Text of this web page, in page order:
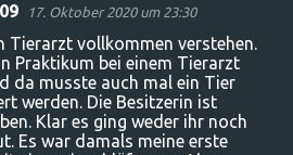
17. Oktober 2020 um 23:30
Tierarzt vollkommen verstehen.
Praktikum bei einem Tierarzt
da musste auch mal ein Tier
werden. Die Besitzerin ist
Klar es ging weder ihr noch
Es war damals meine erste